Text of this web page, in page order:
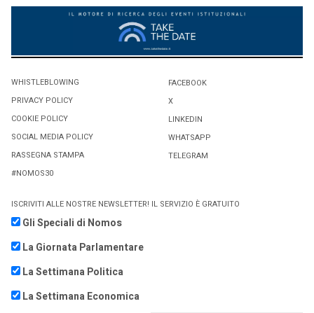
WHISTLEBLOWING
PRIVACY POLICY
COOKIE POLICY
SOCIAL MEDIA POLICY
RASSEGNA STAMPA
#NOMOS30
FACEBOOK
X
LINKEDIN
WHATSAPP
TELEGRAM
ISCRIVITI ALLE NOSTRE NEWSLETTER! IL SERVIZIO È GRATUITO
Gli Speciali di Nomos
La Giornata Parlamentare
La Settimana Politica
La Settimana Economica